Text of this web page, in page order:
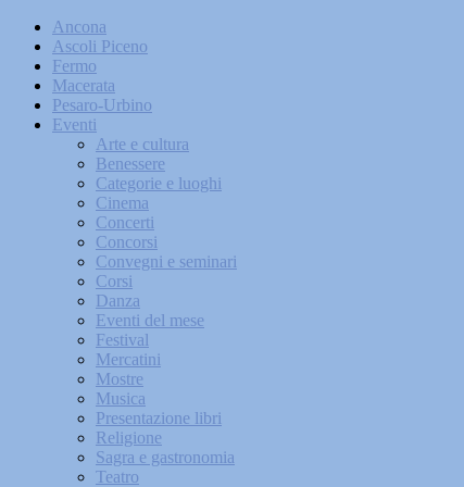
Ancona
Ascoli Piceno
Fermo
Macerata
Pesaro-Urbino
Eventi
Arte e cultura
Benessere
Categorie e luoghi
Cinema
Concerti
Concorsi
Convegni e seminari
Corsi
Danza
Eventi del mese
Festival
Mercatini
Mostre
Musica
Presentazione libri
Religione
Sagra e gastronomia
Teatro